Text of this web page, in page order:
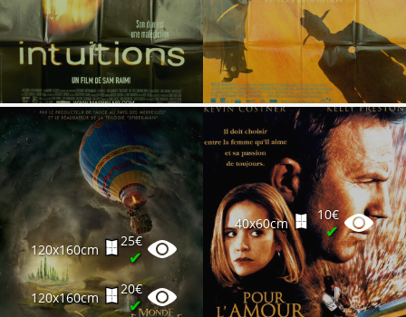
120x160cm
25€
✔
120x160cm
20€
✔
40x60cm
10€
✔